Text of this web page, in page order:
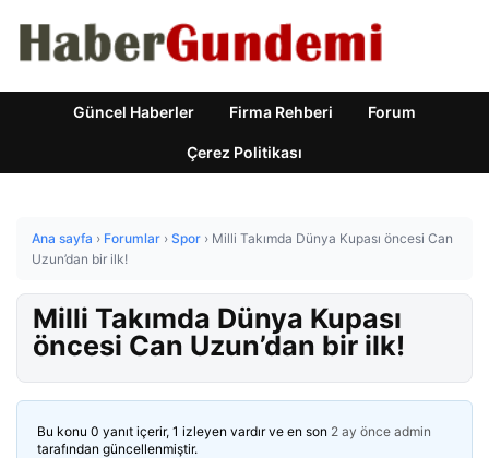
Güncel Haberler Firma Rehberi Forum
Çerez Politikası
Ana sayfa › Forumlar › Spor › Milli Takımda Dünya Kupası öncesi Can
Uzun’dan bir ilk!
Milli Takımda Dünya Kupası
öncesi Can Uzun’dan bir ilk!
Bu konu 0 yanıt içerir, 1 izleyen vardır ve en son 2 ay önce admin
tarafından güncellenmiştir.